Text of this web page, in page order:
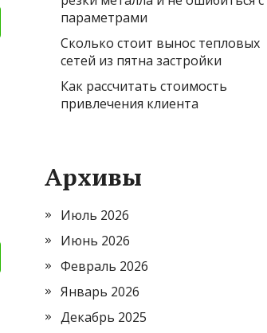
параметрами
Сколько стоит вынос тепловых
сетей из пятна застройки
Как рассчитать стоимость
привлечения клиента
Архивы
Июль 2026
Июнь 2026
Февраль 2026
Январь 2026
Декабрь 2025